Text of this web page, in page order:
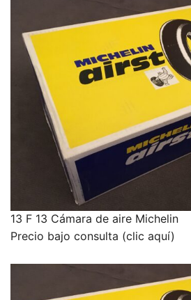
13 F 13 Cámara de aire Michelin
Precio bajo consulta (clic aquí)